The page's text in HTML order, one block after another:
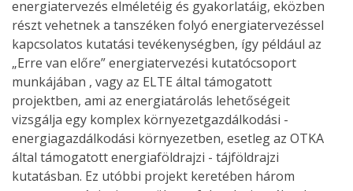
energiatervezés elméletéig és gyakorlatáig, eközben
részt vehetnek a tanszéken folyó energiatervezéssel
kapcsolatos kutatási tevékenységben, így például az
„Erre van előre” energiatervezési kutatócsoport
munkájában , vagy az ELTE által támogatott
projektben, ami az energiatárolás lehetőségeit
vizsgálja egy komplex környezetgazdálkodási -
energiagazdálkodási környezetben, esetleg az OTKA
által támogatott energiaföldrajzi - tájföldrajzi
kutatásban. Ez utóbbi projekt keretében három